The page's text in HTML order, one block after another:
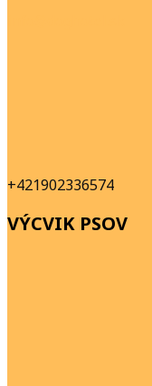
+421902336574
VÝCVIK PSOV